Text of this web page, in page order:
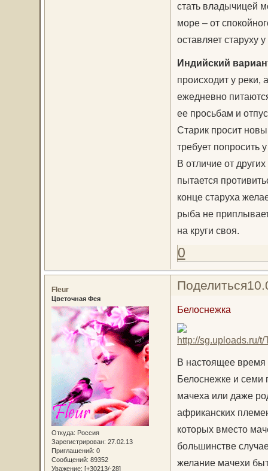
стать владычицей
море – от
оставляет старуху
Индийский
происходит у реки,
ежедневно
ее просьбам и
Старик просит
требует попросить
В отличие от
пытается
конце старуха
рыба не
на круги своя.
0
Поделиться
Fleur
Цветочная Фея
Откуда: Россия
Зарегистрирован: 27.02.13
Приглашений: 0
Сообщений: 89352
Уважение: [+30213/-28]
Белоснежка
В настоящее время
Белоснежке и семи
мачеха или даже
африканских
которых вместо
большинстве
желание мачехи